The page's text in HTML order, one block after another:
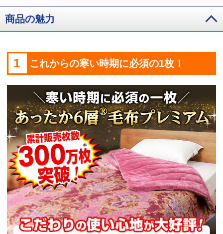
商品の魅力
1 これからの寒い時期に必須の1枚！